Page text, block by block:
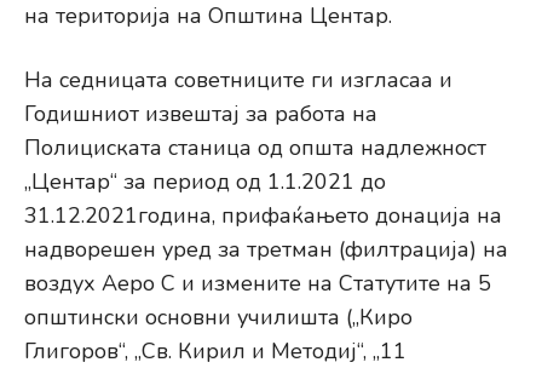
на територија на Општина Центар.
На седницата советниците ги изгласаа и
Годишниот извештај за работа на
Полициската станица од општа надлежност
„Центар“ за период од 1.1.2021 до
31.12.2021година, прифаќањето донација на
надворешен уред за третман (филтрација) на
воздух Аеро C и измените на Статутите на 5
општински основни училишта („Киро
Глигоров“, „Св. Кирил и Методиј“, „11